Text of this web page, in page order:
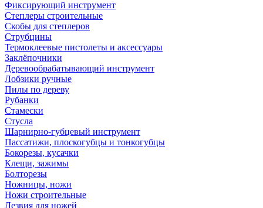
Фиксирующий инструмент
Степлеры строительные
Скобы для степлеров
Струбцины
Термоклеевые пистолеты и аксессуары
Заклёпочники
Деревообрабатывающий инструмент
Лобзики ручные
Пилы по дереву
Рубанки
Стамески
Стусла
Шарнирно-губцевый инструмент
Пассатижи, плоскогубцы и тонкогубцы
Бокорезы, кусачки
Клещи, зажимы
Болторезы
Ножницы, ножи
Ножи строительные
Лезвия для ножей